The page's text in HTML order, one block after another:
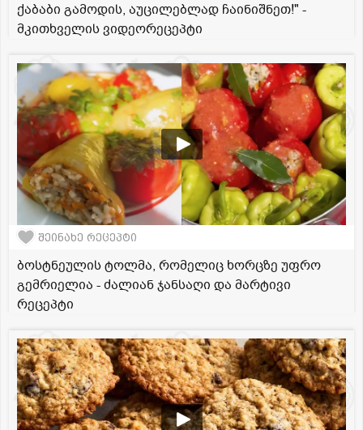
ქაბაბი გამოდის, აუცილებლად ჩაინიშნეთ!" -
მკითხველის ვიდეორეცეპტი
შეინახე რეცეპტი
ბოსტნეულის ტოლმა, რომელიც ხორცზე უფრო
გემრიელია - ძალიან ჯანსაღი და მარტივი
რეცეპტი